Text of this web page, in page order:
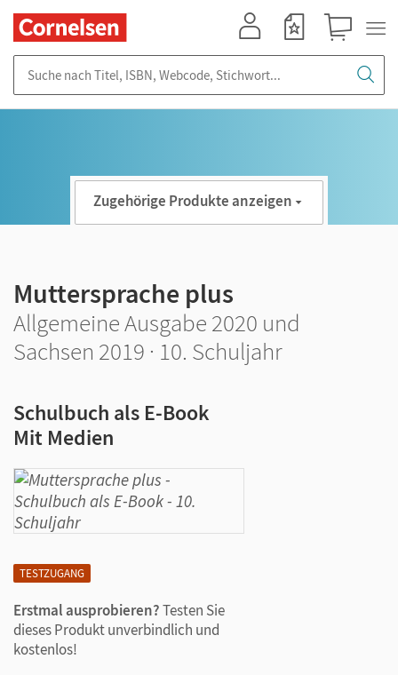
TESTZUGANG
Erstmal ausprobieren?Testen Sie
dieses Produkt unverbindlich und
kostenlos!
Zugehörige Produkte anzeigen
Muttersprache plus
Allgemeine Ausgabe 2020 und
Sachsen 2019 · 10. Schuljahr
Schulbuch als E-Book
Mit Medien